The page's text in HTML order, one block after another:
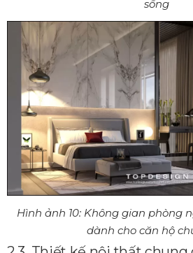
sống
Hình ảnh 10: Không gian phòng
dành cho căn hộ